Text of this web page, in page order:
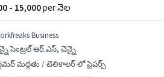
- 15,000per నెల
Business
సెంట్రల్ ఆర్.ఎస్, చెన్నై
మద్దతు / టెలికాలర్ లో ఫ్రెషర్స్